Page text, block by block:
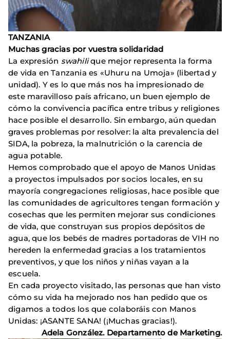
TANZANIA
Muchas gracias por vuestra solidaridad
La expresión swahilique mejor representa la forma
de vida en Tanzania es «Uhuru na Umoja» (libertad y
unidad). Y es lo que más nos ha impresionado de
este maravilloso país africano, un buen ejemplo de
cómo la convivencia pacífica entre tribus y religiones
hace posible el desarrollo. Sin embargo, aún quedan
graves problemas por resolver: la alta prevalencia del
SIDA, la pobreza, la malnutrición o la carencia de
agua potable.
Hemos comprobado que el apoyo de Manos Unidas
a proyectos impulsados por socios locales, en su
mayoría congregaciones religiosas, hace posible que
las comunidades de agricultores tengan formación y
cosechas que les permiten mejorar sus condiciones
de vida, que construyan sus propios depósitos de
agua, que los bebés de madres portadoras de VIH no
hereden la enfermedad gracias a los tratamientos
preventivos, y que los niños y niñas vayan a la
escuela.
En cada proyecto visitado, las personas que han visto
cómo su vida ha mejorado nos han pedido que os
digamos a todos los que colaboráis con Manos
Unidas: ¡ASANTE SANA! (¡Muchas gracias!).
Adela González. Departamento de Marketing.